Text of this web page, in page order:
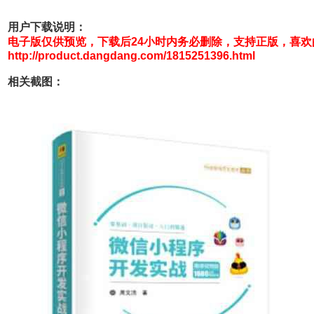
用户下载说明：
电子版仅供预览，下载后24小时内务必删除，支持正版，喜欢
http://product.dangdang.com/1815251396.html
相关截图：